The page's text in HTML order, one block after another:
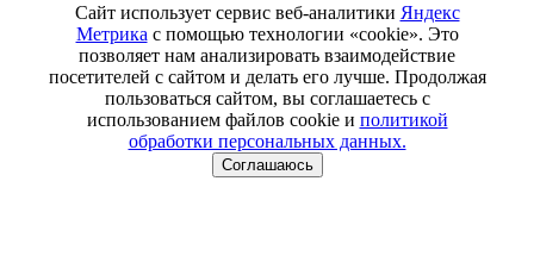
Сайт использует сервис веб-аналитики Яндекс
Метрика с помощью технологии «cookie». Это
позволяет нам анализировать взаимодействие
посетителей с сайтом и делать его лучше. Продолжая
пользоваться сайтом, вы соглашаетесь с
использованием файлов cookie и политикой
обработки персональных данных.
Соглашаюсь